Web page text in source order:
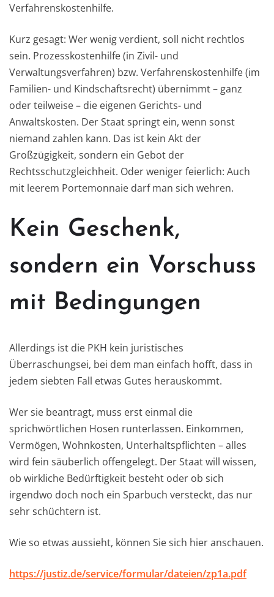
Verfahrenskostenhilfe.
Kurz gesagt: Wer wenig verdient, soll nicht rechtlos
sein. Prozesskostenhilfe (in Zivil- und
Verwaltungsverfahren) bzw. Verfahrenskostenhilfe (im
Familien- und Kindschaftsrecht) übernimmt – ganz
oder teilweise – die eigenen Gerichts- und
Anwaltskosten. Der Staat springt ein, wenn sonst
niemand zahlen kann. Das ist kein Akt der
Großzügigkeit, sondern ein Gebot der
Rechtsschutzgleichheit. Oder weniger feierlich: Auch
mit leerem Portemonnaie darf man sich wehren.
Kein Geschenk,
sondern ein Vorschuss
mit Bedingungen
Allerdings ist die PKH kein juristisches
Überraschungsei, bei dem man einfach hofft, dass in
jedem siebten Fall etwas Gutes herauskommt.
Wer sie beantragt, muss erst einmal die
sprichwörtlichen Hosen runterlassen. Einkommen,
Vermögen, Wohnkosten, Unterhaltspflichten – alles
wird fein säuberlich offengelegt. Der Staat will wissen,
ob wirkliche Bedürftigkeit besteht oder ob sich
irgendwo doch noch ein Sparbuch versteckt, das nur
sehr schüchtern ist.
Wie so etwas aussieht, können Sie sich hier anschauen.
https://justiz.de/service/formular/dateien/zp1a.pdf